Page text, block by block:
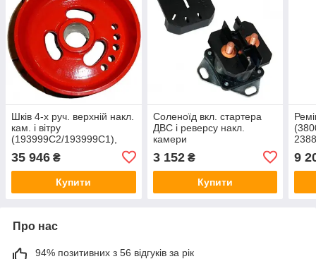
Шків 4-х руч. верхній накл.
кам. і вітру
(193999C2/193999C1),
35 946 ₴
Купити
Соленоїд вкл. стартера
ДВС і реверсу накл.
камери
2388/2166/8010 178149A1
3 152₴
Купити
9
Про нас
94% позитивних з 56 відгуків за рік